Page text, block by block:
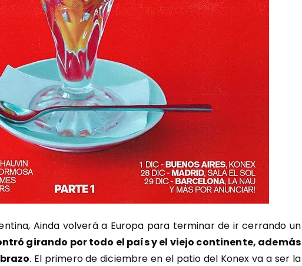
Ainda volverá a Europa para terminar de ir cerrando un
girando por todo el país y el viejo continente, además
. El primero de diciembre en el patio del Konex va a ser la